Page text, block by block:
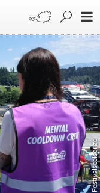
Festivalseelsorge